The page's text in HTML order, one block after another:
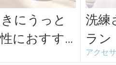
にうっと
におすす
ガラスア
洗練
ラン
ト「
アクセ